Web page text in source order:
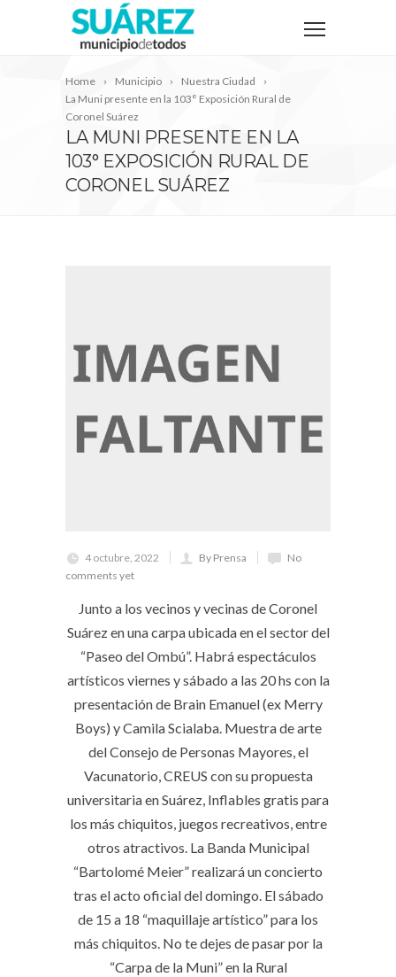
Home Municipio
Nuestra Ciudad
La Muni presente en la 103° Exposición Rural de
Coronel Suárez
LA MUNI PRESENTE EN LA
103° EXPOSICIÓN RURAL DE
CORONEL SUÁREZ
4 octubre, 2022 By Prensa
No
comments yet
Junto a los vecinos y vecinas de Coronel
Suárez en una carpa ubicada en el sector del
“Paseo del Ombú”. Habrá espectáculos
artísticos viernes y sábado a las 20 hs con la
presentación de Brain Emanuel (ex Merry
Boys) y Camila Scialaba. Muestra de arte
del Consejo de Personas Mayores, el
Vacunatorio, CREUS con su propuesta
universitaria en Suárez, Inflables gratis para
los más chiquitos, juegos recreativos, entre
otros atractivos. La Banda Municipal
“Bartolomé Meier” realizará un concierto
tras el acto oficial del domingo. El sábado
de 15 a 18 “maquillaje artístico” para los
más chiquitos. No te dejes de pasar por la
“Carpa de la Muni” en la Rural